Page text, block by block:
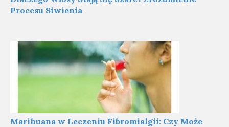
Procesu Siwienia
Marihuana w Leczeniu Fibromialgii: Czy Może